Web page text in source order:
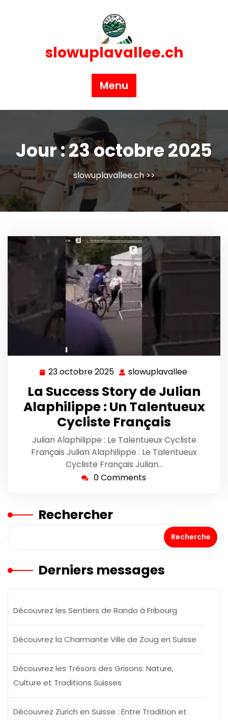
slowuplavallee.ch
Menu
Jour :23 octobre 2025
slowuplavallee.ch>>
23 octobre 2025 23
octobre
2025
slowuplavallee
La Success Story de Julian
Alaphilippe : Un Talentueux
Cycliste Français
Julian Alaphilippe : Le Talentueux Cycliste
Français Julian Alaphilippe : Le Talentueux
Cycliste Français Julian…
0 Comments
Rechercher
Recherche
Derniers messages
Découvrez les Sentiers de Rando à Fribourg
Découvrez la Charmante Ville de Zoug en Suisse
Découvrez les Trésors des Grisons: Nature,
Culture et Traditions Suisses
Découvrez Zurich en Suisse : Entre Tradition et